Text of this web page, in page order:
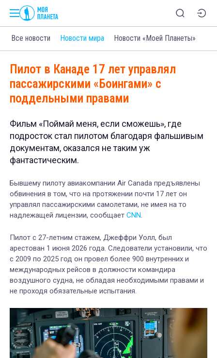
Все новости Новости мира Новости «Моей Планеты»
Пилот в Канаде 17 лет управлял
пассажирскими «Боингами» с
поддельными правами
Фильм «Поймай меня, если сможешь», где
подросток стал пилотом благодаря фальшивым
документам, оказался не таким уж
фантастическим.
Бывшему пилоту авиакомпании Air Canada предъявлены
обвинения в том, что на протяжении почти 17 лет он
управлял пассажирскими самолетами, не имея на то
надлежащей лицензии, сообщает CNN.
Пилот с 27-летним стажем, Джеффри Уолл, был
арестован 1 июня 2026 года. Следователи установили, что
с 2009 по 2025 год он провел более 900 внутренних и
международных рейсов в должности командира
воздушного судна, не обладая необходимыми правами и
не проходя обязательные испытания.